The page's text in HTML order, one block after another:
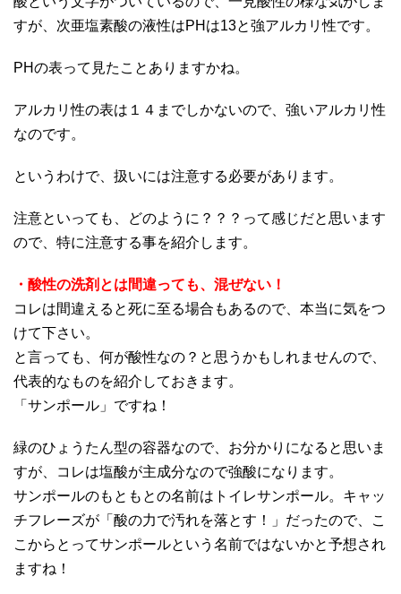
すが、次亜塩素酸の液性はPHは13と強アルカリ性です。
PHの表って見たことありますかね。
アルカリ性の表は１４までしかないので、強いアルカリ性
なのです。
というわけで、扱いには注意する必要があります。
注意といっても、どのように？？？って感じだと思います
ので、特に注意する事を紹介します。
・酸性の洗剤とは間違っても、混ぜない！
コレは間違えると死に至る場合もあるので、本当に気をつ
けて下さい。
と言っても、何が酸性なの？と思うかもしれませんので、
代表的なものを紹介しておきます。
「サンポール」ですね！
緑のひょうたん型の容器なので、お分かりになると思いま
すが、コレは塩酸が主成分なので強酸になります。
サンポールのもともとの名前はトイレサンポール。キャッ
チフレーズが「酸の力で汚れを落とす！」だったので、こ
こからとってサンポールという名前ではないかと予想され
ますね！